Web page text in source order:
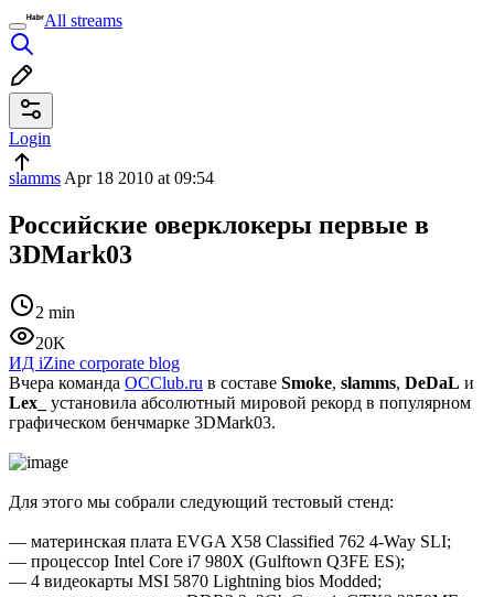
All streams
Login
slamms Apr 18 2010 at 09:54
Российские оверклокеры первые в
3DMark03
2 min
20K
ИД iZine corporate blog
Вчера команда OCClub.ru в составе Smoke, slamms, DeDaL и
Lex_
установила абсолютный мировой рекорд в популярном
графическом бенчмарке 3DMark03.
Для этого мы собрали следующий тестовый стенд:
— материнская плата EVGA X58 Classified 762 4-Way SLI;
— процессор Intel Core i7 980X (Gulftown Q3FE ES);
— 4 видеокарты MSI 5870 Lightning bios Modded;